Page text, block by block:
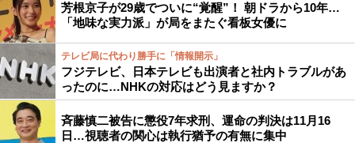
芳根京子が29歳でついに“覚醒”！ 朝ドラから10年…
「地味な実力派」が局をまたぐ看板女優に
テレビ局に代わり勝手に「情報開示」
フジテレビ、日本テレビも出演者と社内トラブルがあ
ったのに…NHKの対応はどう見ますか？
斉藤慎二被告に懲役7年求刑、運命の判決は11月16
日…視聴者の関心は執行猶予の有無に集中